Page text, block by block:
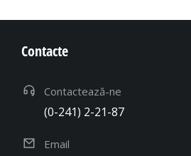
Contacte
Contactează-ne
(0-241) 2-21-87
Email